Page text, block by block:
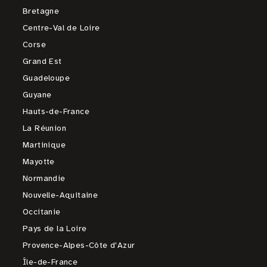
Bretagne
Centre-Val de Loire
Corse
Grand Est
Guadeloupe
Guyane
Hauts-de-France
La Réunion
Martinique
Mayotte
Normandie
Nouvelle-Aquitaine
Occitanie
Pays de la Loire
Provence-Alpes-Côte d'Azur
Île-de-France